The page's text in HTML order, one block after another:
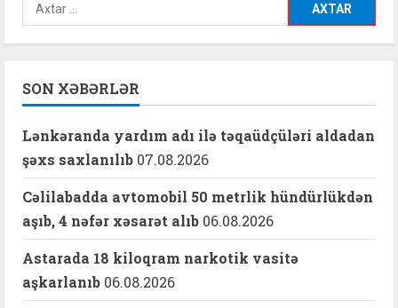
SON XƏBƏRLƏR
Lənkəranda yardım adı ilə təqaüdçüləri aldadan
şəxs saxlanılıb 07.08.2026
Cəlilabadda avtomobil 50 metrlik hündürlükdən
aşıb, 4 nəfər xəsarət alıb 06.08.2026
Astarada 18 kiloqram narkotik vasitə
aşkarlanıb 06.08.2026